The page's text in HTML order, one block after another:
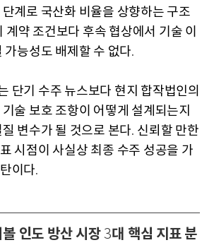
계로 국산화 비율을 상향하는 구조
계약 조건보다 후속 협상에서 기술 이
가능성도 배제할 수 없다.
단기 수주 뉴스보다 현지 합작법인의
술 보호 조항이 어떻게 설계되는지
변수가 될 것으로 본다. 신뢰할 만한
시점이 사실상 최종 수주 성공을 가
이다.
인도 방산 시장 3대 핵심 지표 분